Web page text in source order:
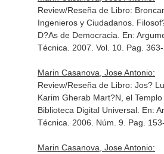
Review/Reseña de Libro:
Ingenieros y Ciudadanos.
D?As de Democracia. En:
Técnica . 2007. Vol. 10. Pag.
Marin Casanova, Jose Antonio:
Review/Reseña de Libro: Jos?
Karim Gherab Mart?N, el
Biblioteca Digital Universal. En:
Técnica . 2006. Núm. 9. Pag.
Marin Casanova, Jose Antonio: